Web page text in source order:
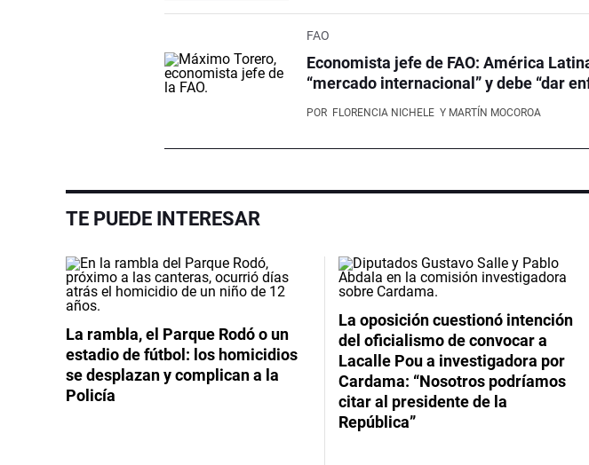
FAO
Economista jefe de FAO: América
“mercado internacional” y debe “dar
POR FLORENCIA NICHELE Y MARTÍN MOCOROA
TE PUEDE INTERESAR
La rambla, el Parque Rodó o un
estadio de fútbol: los homicidios
se desplazan y complican a la
Policía
La oposición cuestionó intención
del oficialismo de convocar a
Lacalle Pou a investigadora por
Cardama: “Nosotros podríamos
citar al presidente de la
República”